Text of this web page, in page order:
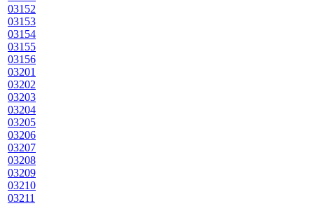
03152
03153
03154
03155
03156
03201
03202
03203
03204
03205
03206
03207
03208
03209
03210
03211